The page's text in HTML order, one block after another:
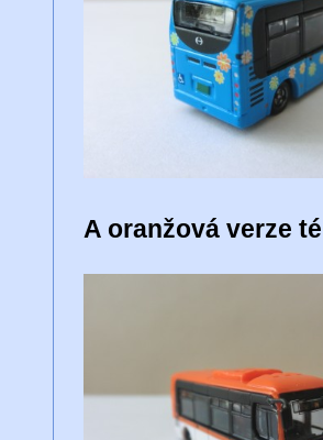
A oranžová verze